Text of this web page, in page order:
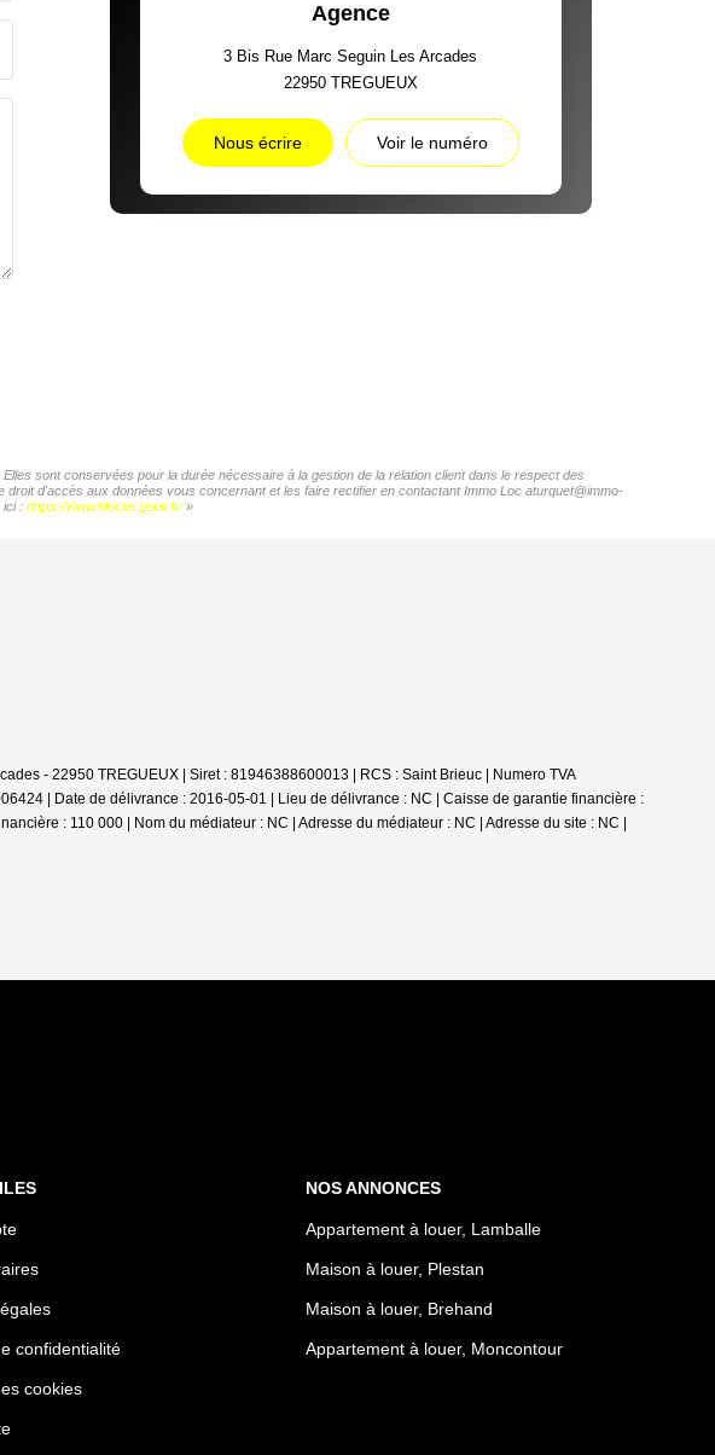
Agence
3 Bis Rue Marc Seguin Les Arcades
22950 TREGUEUX
Nous écrire Voir le numéro
sont conservées pour la durée nécessaire à la gestion de la relation client dans le respect des
d'accès aux données vous concernant et les faire rectifier en contactant Immo Loc aturquet@immo-
ici : https://www.bloctel.gouv.fr/»
- 22950 TREGUEUX | Siret : 81946388600013 | RCS : Saint Brieuc | Numero TVA
| Date de délivrance : 2016-05-01 | Lieu de délivrance : NC | Caisse de garantie financière :
: 110 000 | Nom du médiateur : NC | Adresse du médiateur : NC | Adresse du site : NC |
confidentialité
cookies
NOS ANNONCES
Appartement à louer, Lamballe
Maison à louer, Plestan
Maison à louer, Brehand
Appartement à louer, Moncontour